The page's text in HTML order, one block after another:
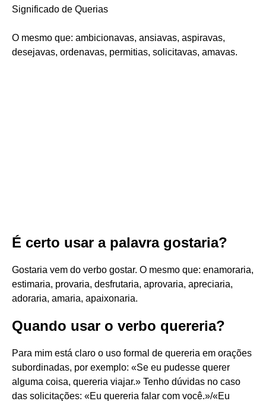
Significado de Querias
O mesmo que: ambicionavas, ansiavas, aspiravas,
desejavas, ordenavas, permitias, solicitavas, amavas.
É certo usar a palavra gostaria?
Gostaria vem do verbo gostar. O mesmo que: enamoraria,
estimaria, provaria, desfrutaria, aprovaria, apreciaria,
adoraria, amaria, apaixonaria.
Quando usar o verbo quereria?
Para mim está claro o uso formal de quereria em orações
subordinadas, por exemplo: «Se eu pudesse querer
alguma coisa, quereria viajar.» Tenho dúvidas no caso
das solicitações: «Eu quereria falar com você.»/«Eu